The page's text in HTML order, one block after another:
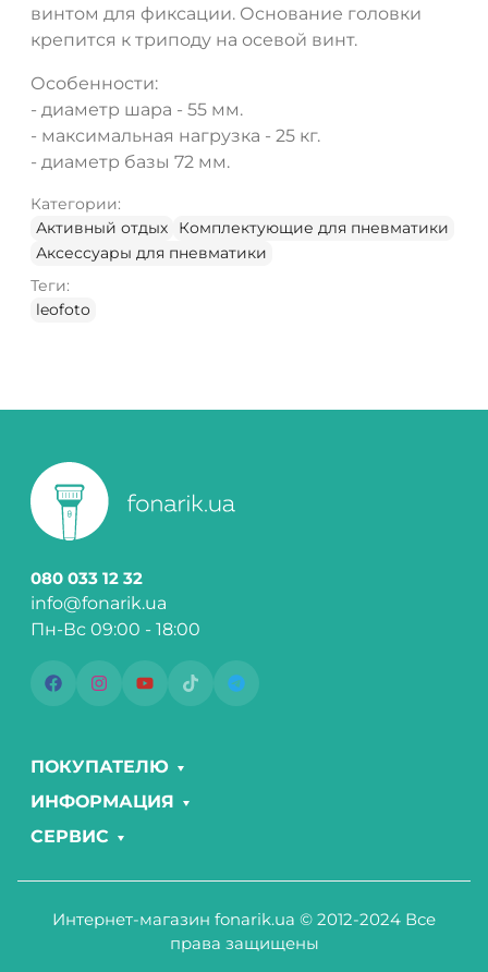
винтом для фиксации. Основание головки
крепится к триподу на осевой винт.
Особенности:
- диаметр шара - 55 мм.
- максимальная нагрузка - 25 кг.
- диаметр базы 72 мм.
Категории:
Активный отдых
Комплектующие для пневматики
Аксессуары для пневматики
Теги:
leofoto
080 033 12 32
info@fonarik.ua
Пн-Вс 09:00 - 18:00
ПОКУПАТЕЛЮ
ИНФОРМАЦИЯ
СЕРВИС
Интернет-магазин fonarik.ua © 2012-2024 Все
права защищены